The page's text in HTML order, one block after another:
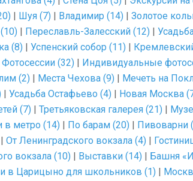
| Шуя (7) | Владимир (14) | Золотое
| Переславль-Залесский (12) |
(8) | Успенский собор (11) |
Фотосессии (32) | Индивидуальные
(2) | Места Чехова (9) | Мечеть на
| Усадьба Остафьево (4) | Новая Москва
(7) | Третьяковская галерея (21) |
в метро (14) | По барам (20) | Пивоварни
| От Ленинградского вокзала (4) |
вокзала (10) | Выставки (14) | Башня
в Царицыно для школьников (1) |